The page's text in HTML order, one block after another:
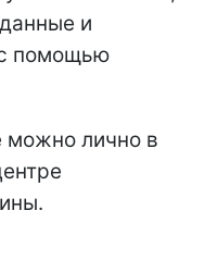
и
помощью
лично в